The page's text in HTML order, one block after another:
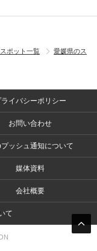
ポット一覧
愛媛県のス
ライバシーポリシー
お問い合わせ
ッシュ通知について
媒体資料
会社概要
て